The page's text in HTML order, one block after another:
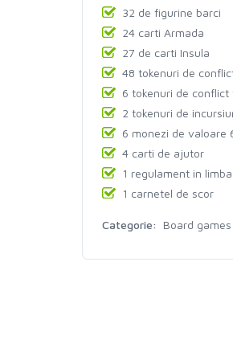
32 de figurine barci
24 carti Armada
27 de carti Insula
48 tokenuri de
6 tokenuri de conflict
2 tokenuri de
6 monezi de valoare
4 carti de ajutor
1 regulament in
1 carnetel de scor
Categorie: Board games